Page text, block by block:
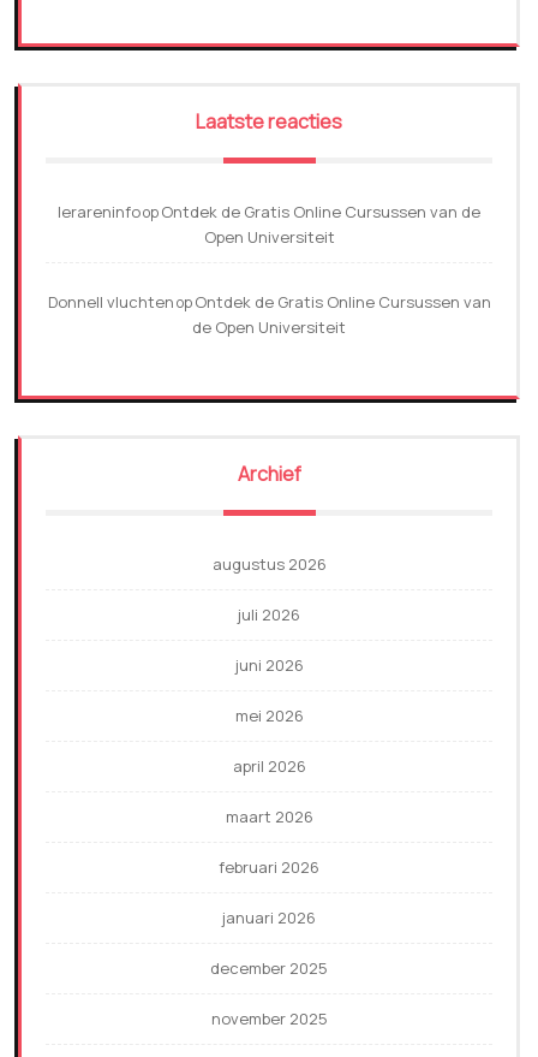
Laatste reacties
lerareninfoopOntdek de Gratis Online Cursussen van de
Open Universiteit
Donnell vluchtenopOntdek de Gratis Online Cursussen van
de Open Universiteit
Archief
augustus 2026
juli 2026
juni 2026
mei 2026
april 2026
maart 2026
februari 2026
januari 2026
december 2025
november 2025